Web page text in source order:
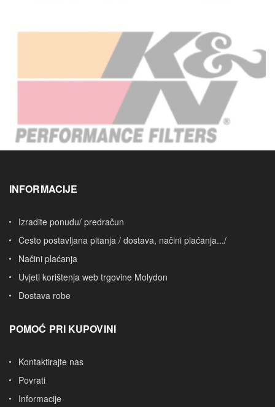
INFORMACIJE
Izradite ponudu/ predračun
Često postavljana pitanja / dostava, načini plaćanja.../
Načini plaćanja
Uvjeti korištenja web trgovine Molydon
Dostava robe
POMOĆ PRI KUPOVINI
Kontaktirajte nas
Povrati
Informacije